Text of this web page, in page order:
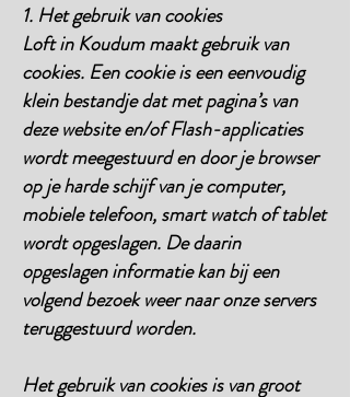
1. Het gebruik van cookies
Loft in Koudum maakt gebruik van
cookies. Een cookie is een eenvoudig
klein bestandje dat met pagina’s van
deze website en/of Flash-applicaties
wordt meegestuurd en door je browser
op je harde schijf van je computer,
mobiele telefoon, smart watch of tablet
wordt opgeslagen. De daarin
opgeslagen informatie kan bij een
volgend bezoek weer naar onze servers
teruggestuurd worden.
Het gebruik van cookies is van groot